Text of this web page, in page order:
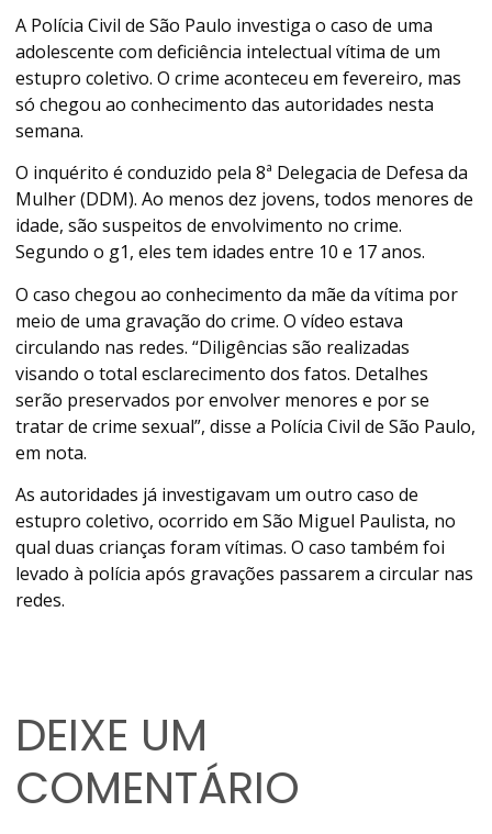
A Polícia Civil de São Paulo investiga o caso de uma
adolescente com deficiência intelectual vítima de um
estupro coletivo. O crime aconteceu em fevereiro, mas
só chegou ao conhecimento das autoridades nesta
semana.
O inquérito é conduzido pela 8ª Delegacia de Defesa da
Mulher (DDM). Ao menos dez jovens, todos menores de
idade, são suspeitos de envolvimento no crime.
Segundo o g1, eles tem idades entre 10 e 17 anos.
O caso chegou ao conhecimento da mãe da vítima por
meio de uma gravação do crime. O vídeo estava
circulando nas redes. “Diligências são realizadas
visando o total esclarecimento dos fatos. Detalhes
serão preservados por envolver menores e por se
tratar de crime sexual”, disse a Polícia Civil de São Paulo,
em nota.
As autoridades já investigavam um outro caso de
estupro coletivo, ocorrido em São Miguel Paulista, no
qual duas crianças foram vítimas. O caso também foi
levado à polícia após gravações passarem a circular nas
redes.
DEIXE UM
COMENTÁRIO